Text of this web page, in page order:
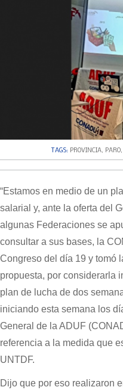
TAGS: PROVINCIA, PARO,
“Estamos en medio de un
salarial y, ante la oferta del
algunas Federaciones se
consultar a sus bases, la
Congreso del día 19 y tomó
propuesta, por considerarla
plan de lucha de dos
iniciando esta semana los
General de la ADUF
referencia a la medida que
UNTDF.
Dijo que por eso realizaron